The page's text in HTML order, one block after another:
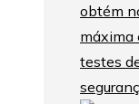
obtém
máxima
testes